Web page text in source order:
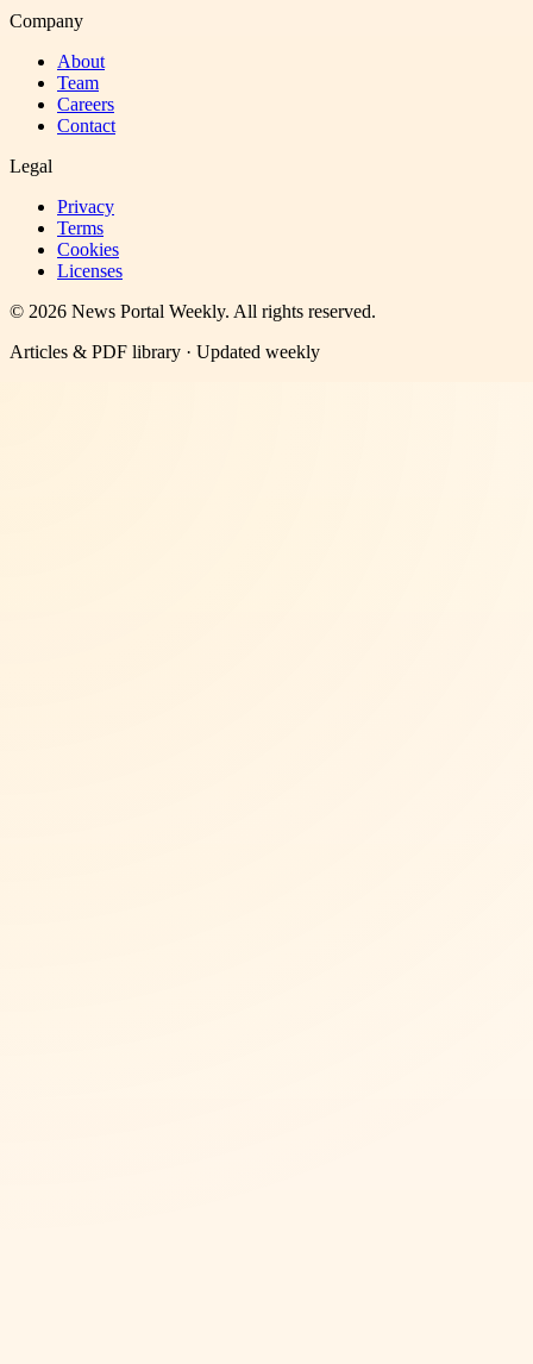
Company
About
Team
Careers
Contact
Legal
Privacy
Terms
Cookies
Licenses
© 2026 News Portal Weekly. All rights reserved.
Articles & PDF library · Updated weekly